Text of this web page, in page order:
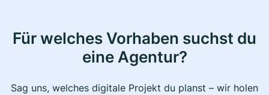
Für welches Vorhaben suchst du
eine Agentur?
Sag uns, welches digitale Projekt du planst – wir holen